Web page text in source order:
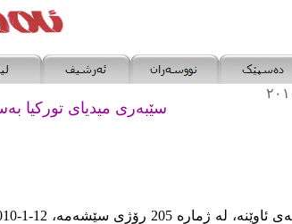
سێبەری میدیای تورکیا